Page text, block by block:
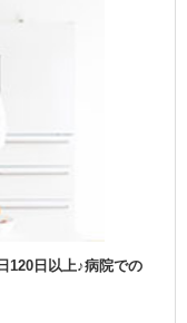
120日以上♪病院での